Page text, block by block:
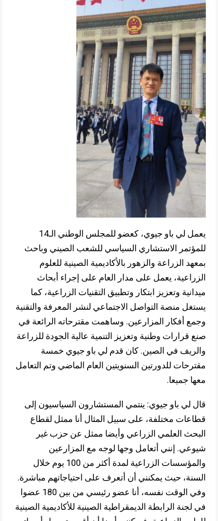
يعمل لي باو جيوي، كعضو للمجلس الوطني الـ14
للمؤتمر الاستشاري السياسي للشعب الصيني وباحث
بمعهد الزراعة والزهور بالأكاديمية الصينية للعلوم
الزراعية، يعمل على مدار العام على إجراء أبحاث
ميدانية وتعزيز ابتكار وتطبيق التقنيات الزراعية، كما
يستغل منصة التواصل الاجتماعي لنشر المعرفة والتقنية
وجمع أفكار المزارعين. وساهمت مقترحاته الرائعة في
صنع قرارات وطنية وتعزيز التنمية عالية الجودة للزراعة
والريف في الصين. كان قدم لي باو جيوي خمسة
مقترحات للدورتين السنويتين العام الماضي وتم التعامل
معها جميعا.
قال لي باو جيوي: ينتمي المستشارون السياسيون إلى
قطاعات مختلفة، على سبيل المثال أنا ممثل لقطاع
البحث العلمي الزراعي وأيضا ممثل عن حزب غير
شيوعي. إنني أتعامل وجها لوجه مع المزارعين
والمؤسسات الزراعية لمدة أكثر من 100 يوم خلال
السنة، حيث يمكنني أن أتعرف على احتياجاتهم مباشرة.
وفي الوقت نفسه، أنا عضو رئيسي من بين 180 عضوا
في لجنة الرابطة الديمقراطية الصينية للأكاديمية الصينية